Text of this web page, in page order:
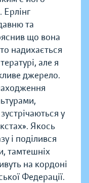
Ерлінг
та
що вона
надихається
але я
джерело.
зустрічаються у
Якось
і поділився
тамтешніх
на кордоні
Федерації.